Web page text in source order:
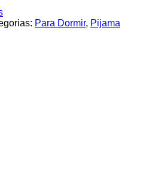
Para Dormir, Pijama